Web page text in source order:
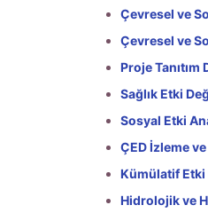
Çevresel ve
Çevresel ve
Proje Tanıtım
Sağlık Etki
Sosyal Etki
ÇED İzleme
Kümülatif Etki
Hidrolojik ve